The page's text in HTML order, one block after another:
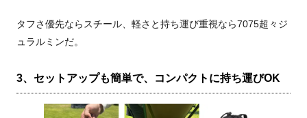
タフさ優先ならスチール、軽さと持ち運び重視なら7075超々ジ
ュラルミンだ。
3、セットアップも簡単で、コンパクトに持ち運びOK